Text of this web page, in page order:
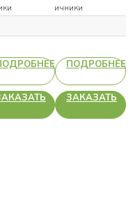
Наличники
ПОДРОБНЕЕ
ЗАКАЗАТЬ